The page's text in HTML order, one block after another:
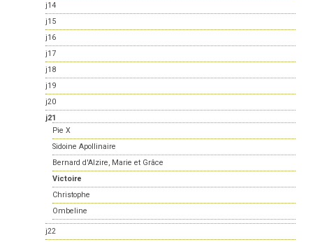
j14
j15
j16
j17
j18
j19
j20
j21
Pie X
Sidoine Apollinaire
Bernard d'Alzire, Marie et Grâce
Victoire
Christophe
Ombeline
j22